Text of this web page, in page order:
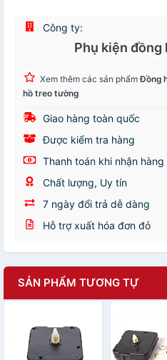
Công ty:
Phụ kiện
Xem thêm các sản phẩmĐồng
hồ treo tường
Giao hàng toàn quốc
Được kiểm tra hàng
Thanh toán khi nhận hàng
Chất lượng, Uy tín
7 ngày đổi trả dễ dàng
Hỗ trợ xuất hóa đơn đỏ
SẢN PHẨM TƯƠNG TỰ